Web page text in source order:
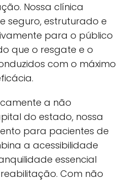
Nossa clínica
seguro, estruturado e
para o público
que o resgate e o
com o máximo
a não
do estado, nossa
para pacientes de
a acessibilidade
essencial
Com não